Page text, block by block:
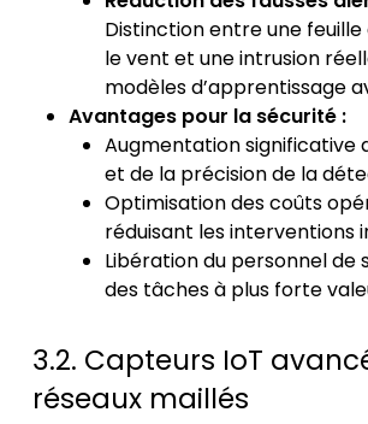
Distinction entre une
le vent et une intrusion
modèles d’apprentissage
Avantages pour la sécurité :
Augmentation significative
et de la précision de la
Optimisation des coûts
réduisant les interventions
Libération du personnel de
des tâches à plus forte
3.2. Capteurs IoT
réseaux maillés